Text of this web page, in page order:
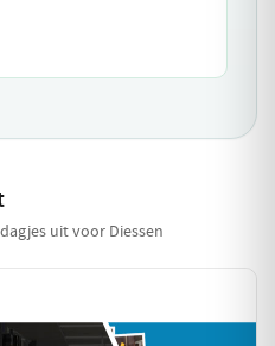
uit voor Diessen